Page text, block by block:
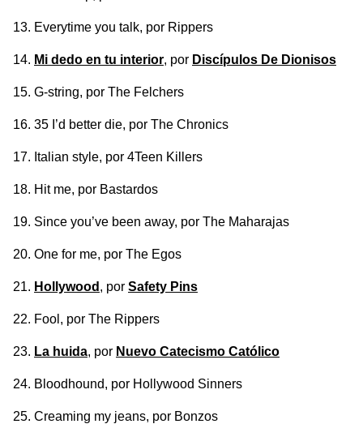
Everytime you talk, por Rippers
Mi dedo en tu interior, por Discípulos De Dionisos
G-string, por The Felchers
35 I’d better die, por The Chronics
Italian style, por 4Teen Killers
Hit me, por Bastardos
Since you’ve been away, por The Maharajas
One for me, por The Egos
Hollywood , por Safety Pins
Fool , por The Rippers
La huida, por Nuevo Catecismo Católico
Bloodhound, por Hollywood Sinners
Creaming my jeans, por Bonzos